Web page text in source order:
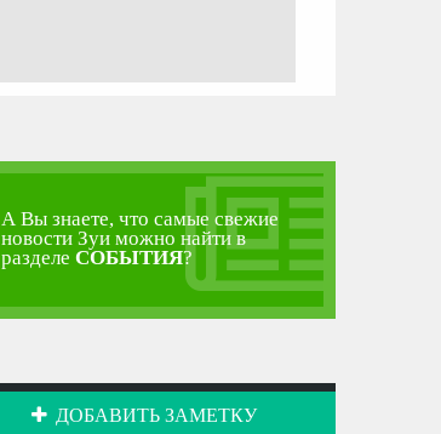
А Вы знаете, что самые свежие
новости Зуи можно найти в
разделеСОБЫТИЯ?
ДОБАВИТЬ ЗАМЕТКУ